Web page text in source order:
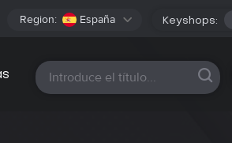
Region: España Keyshops:
Todas las plataformas